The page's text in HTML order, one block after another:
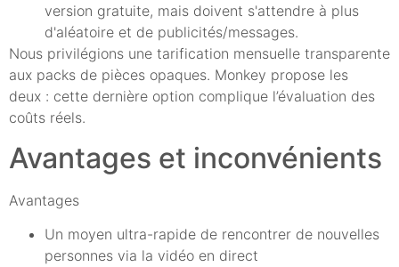
version gratuite, mais doivent s'attendre à plus
d'aléatoire et de publicités/messages.
Nous privilégions une tarification mensuelle transparente
aux packs de pièces opaques. Monkey propose les
deux : cette dernière option complique l’évaluation des
coûts réels.
Avantages et inconvénients
Avantages
Un moyen ultra-rapide de rencontrer de nouvelles
personnes via la vidéo en direct